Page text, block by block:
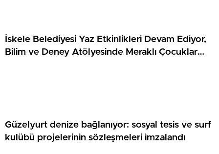
İskele Belediyesi Yaz Etkinlikleri Devam Ediyor,
Bilim ve Deney Atölyesinde Meraklı Çocuklar
Güzelyurt denize bağlanıyor: sosyal tesis ve surf
kulübü projelerinin sözleşmeleri imzalandı